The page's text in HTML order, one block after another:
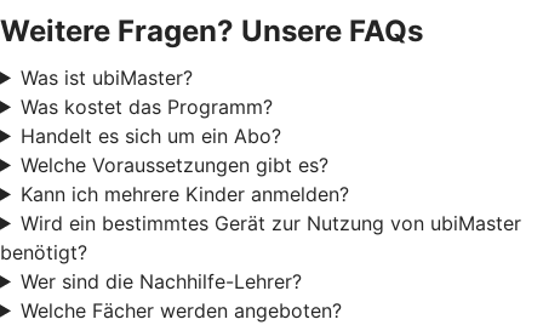
Weitere Fragen? Unsere FAQs
Was ist ubiMaster?
Was kostet das Programm?
Handelt es sich um ein Abo?
Welche Voraussetzungen gibt es?
Kann ich mehrere Kinder anmelden?
Wird ein bestimmtes Gerät zur Nutzung von ubiMaster
benötigt?
Wer sind die Nachhilfe-Lehrer?
Welche Fächer werden angeboten?